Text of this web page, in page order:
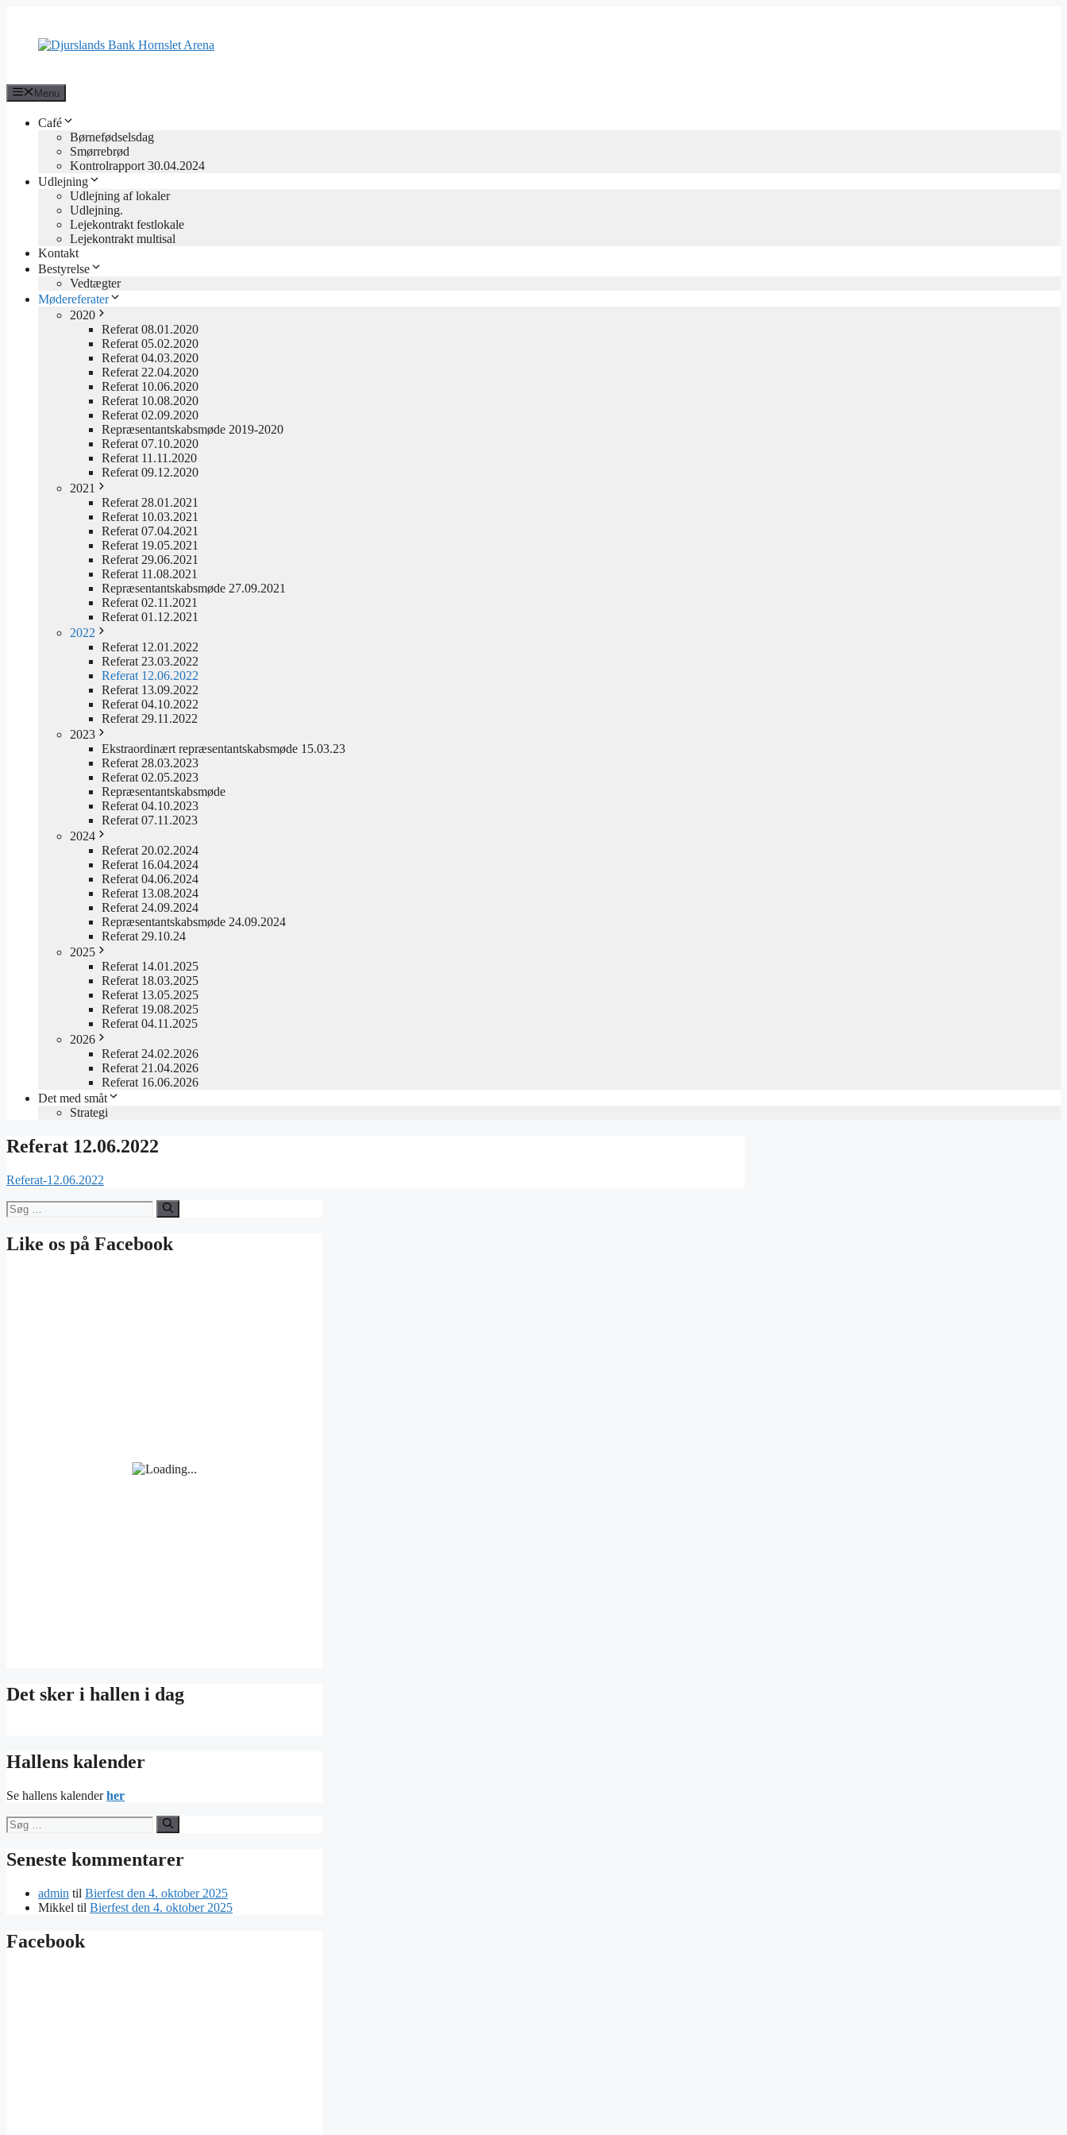
indhold
Menu
Café
Børnefødselsdag
Smørrebrød
Kontrolrapport 30.04.2024
Udlejning
Udlejning af lokaler
Udlejning.
Lejekontrakt festlokale
Lejekontrakt multisal
Kontakt
Bestyrelse
Vedtægter
Mødereferater
2020
Referat 08.01.2020
Referat 05.02.2020
Referat 04.03.2020
Referat 22.04.2020
Referat 10.06.2020
Referat 10.08.2020
Referat 02.09.2020
Repræsentantskabsmøde 2019-2020
Referat 07.10.2020
Referat 11.11.2020
Referat 09.12.2020
2021
Referat 28.01.2021
Referat 10.03.2021
Referat 07.04.2021
Referat 19.05.2021
Referat 29.06.2021
Referat 11.08.2021
Repræsentantskabsmøde 27.09.2021
Referat 02.11.2021
Referat 01.12.2021
2022
Referat 12.01.2022
Referat 23.03.2022
Referat 12.06.2022
Referat 13.09.2022
Referat 04.10.2022
Referat 29.11.2022
2023
Ekstraordinært repræsentantskabsmøde 15.03.23
Referat 28.03.2023
Referat 02.05.2023
Repræsentantskabsmøde
Referat 04.10.2023
Referat 07.11.2023
2024
Referat 20.02.2024
Referat 16.04.2024
Referat 04.06.2024
Referat 13.08.2024
Referat 24.09.2024
Repræsentantskabsmøde 24.09.2024
Referat 29.10.24
2025
Referat 14.01.2025
Referat 18.03.2025
Referat 13.05.2025
Referat 19.08.2025
Referat 04.11.2025
2026
Referat 24.02.2026
Referat 21.04.2026
Referat 16.06.2026
Det med småt
Strategi
Referat 12.06.2022
Referat-12.06.2022
Søg
efter:
Like os på Facebook
Det sker i hallen i dag
Hallens kalender
Se hallens kalenderher
Søg
efter:
Seneste kommentarer
admin til Bierfest den 4. oktober 2025
Mikkel til Bierfest den 4. oktober 2025
Facebook